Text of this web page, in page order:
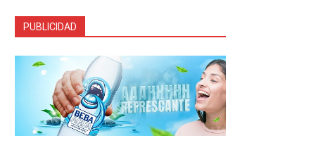
PUBLICIDAD